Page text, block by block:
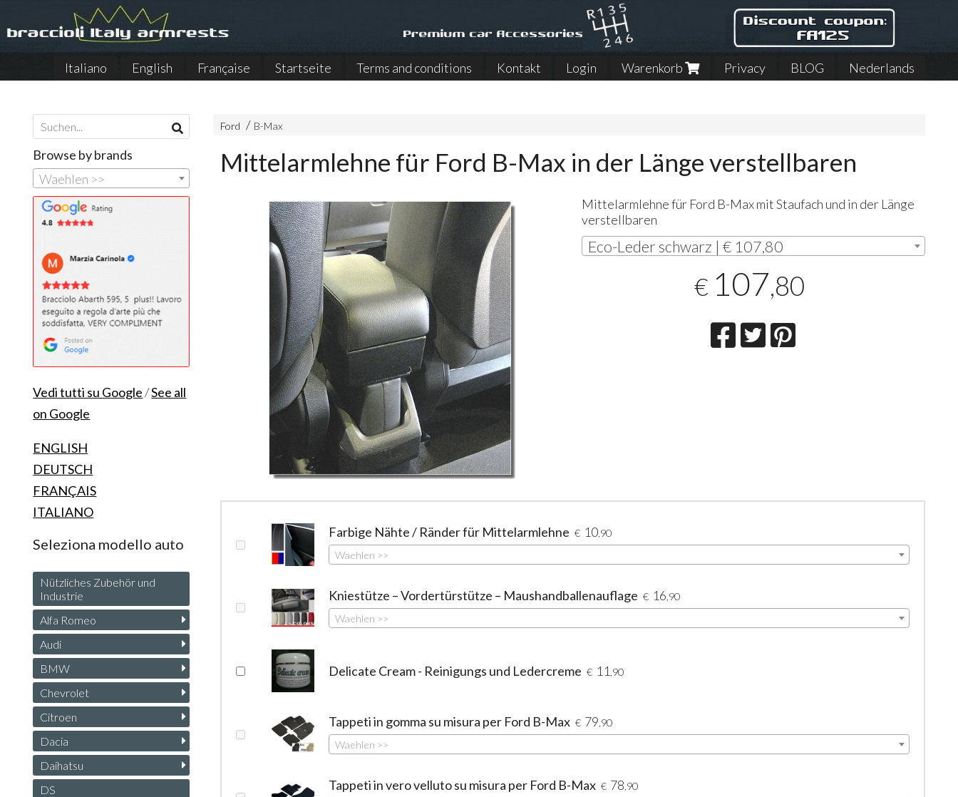
Italiano English Française Startseite Terms and conditions Kontakt Login Warenkorb Privacy BLOG Nederlands
Ford B-Max
Mittelarmlehne für Ford B-Max in der Länge verstellbaren
Mittelarmlehne für Ford B-Max mit Staufach und in der Länge
verstellbaren
Eco-Leder schwarz | € 107,80
€ 107,80
Farbige Nähte / Ränder für Mittelarmlehne € 10 ,90
Waehlen >>
Kniestütze – Vordertürstütze – Maushandballenauflage € 16 ,90
Waehlen >>
Delicate Cream - Reinigungs und Ledercreme € 11 ,90
Tappeti in gomma su misura per Ford B-Max € 79 ,90
Waehlen >>
Tappeti in vero velluto su misura per Ford B-Max € 78 ,90
Browse by brands
Waehlen >>
Vedi tutti su Google/See all
on Google
ENGLISH
DEUTSCH
FRANÇAIS
ITALIANO
Seleziona modello auto
Nützliches Zubehör und
Industrie
Alfa Romeo
Audi
BMW
Chevrolet
Citroen
Dacia
Daihatsu
DS